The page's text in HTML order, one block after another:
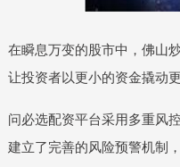
在瞬息万变的股市中，佛山
让投资者以更小的资金撬动更
问必选配资平台采用多重风
建立了完善的风险预警机制